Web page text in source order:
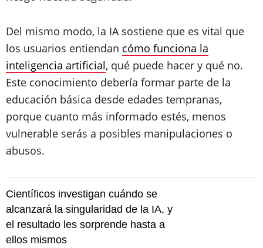
Del mismo modo, la IA sostiene que es vital que
los usuarios entiendan cómo funciona la
inteligencia artificial, qué puede hacer y qué no.
Este conocimiento debería formar parte de la
educación básica desde edades tempranas,
porque cuanto más informado estés, menos
vulnerable serás a posibles manipulaciones o
abusos.
Científicos investigan cuándo se
alcanzará la singularidad de la IA, y
el resultado les sorprende hasta a
ellos mismos